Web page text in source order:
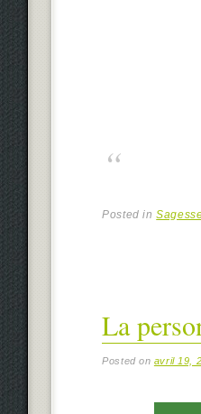
Posted in
La
Posted on avril 19,